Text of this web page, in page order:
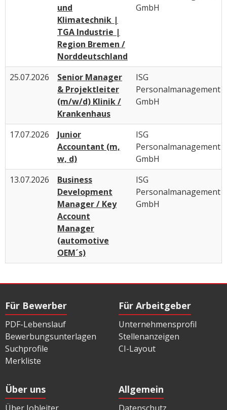
und
Klimatechnik |
TGA Industrie |
Region Bremen /
Norddeutschland
GmbH
25.07.2026
Senior Manager
& Projektleiter
(m/w/d) Klinik /
Krankenhaus
ISG
Personalmanagement
GmbH
17.07.2026
Junior
Accountant (m,
w, d)
ISG
Personalmanagement
GmbH
13.07.2026
Business
Development
Manager / Key
Account
Manager
(automotive
OEM´s)
ISG
Personalmanagement
GmbH
Für Bewerber
PDF-Lebenslauf
Bewerbungsunterlagen
Suchprofile
Merkliste
Für Arbeitgeber
Unternehmensprofil
Stellenanzeigen
CI-Layout
Über uns Allgemein